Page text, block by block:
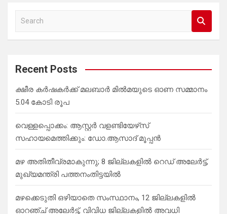
a
c
Recent Posts
ക്ഷീര കര്‍ഷകര്‍ക്ക് മലബാര്‍ മില്‍മയുടെ ഓണ സമ്മാനം
5.04 കോടി രൂപ
വെള്ളപ്പൊക്കം: ആസ്റ്റര്‍ വളണ്ടിയേഴ്‌സ്
സഹായമെത്തിക്കും: ഡോ.ആസാദ് മൂപ്പന്‍
മഴ അതിതീവ്രമാകുന്നു; 8 ജില്ലകളില്‍ റെഡ് അലേർട്ട്,
മുഖ്യമന്ത്രി പത്തനംതിട്ടയില്‍
മഴക്കെടുതി ഒഴിയാതെ സംസ്ഥാനം, 12 ജില്ലകളില്‍
ഓറഞ്ച് അലേര്‍ട്ട്, വിവിധ ജില്ലകളില്‍ അവധി